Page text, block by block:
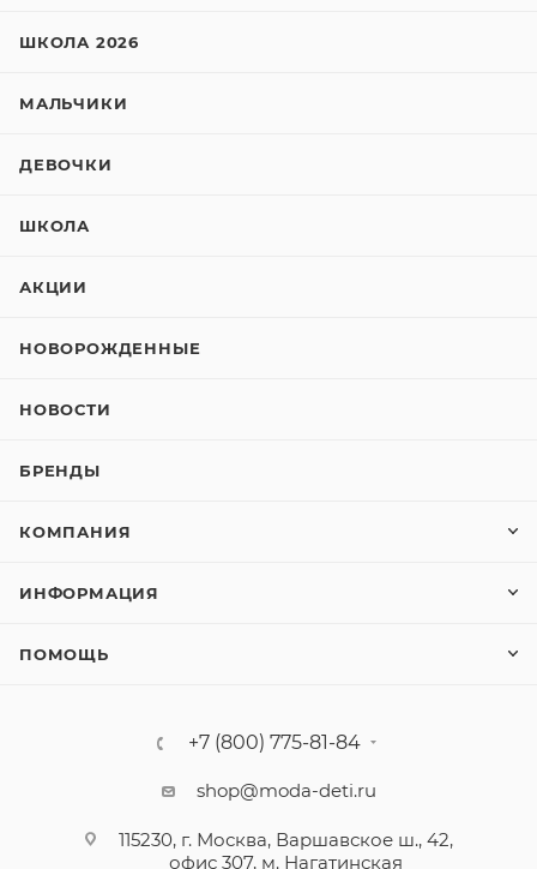
ШКОЛА 2026
МАЛЬЧИКИ
ДЕВОЧКИ
ШКОЛА
АКЦИИ
НОВОРОЖДЕННЫЕ
НОВОСТИ
БРЕНДЫ
КОМПАНИЯ
ИНФОРМАЦИЯ
ПОМОЩЬ
+7 (800) 775-81-84
shop@moda-deti.ru
115230, г. Москва, Варшавское ш., 42,
офис 307, м. Нагатинская